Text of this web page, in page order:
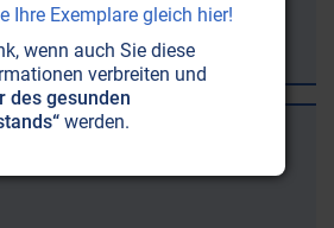
Ihre Exemplare gleich hier!
wenn auch Sie diese
verbreiten und
des gesunden
werden.